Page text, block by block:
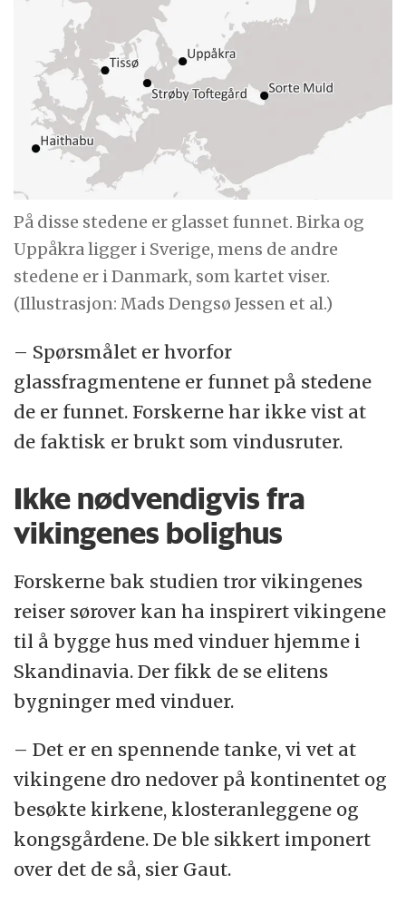
På disse stedene er glasset funnet. Birka og
Uppåkra ligger i Sverige, mens de andre
stedene er i Danmark, som kartet viser.
(Illustrasjon: Mads Dengsø Jessen et al.)
– Spørsmålet er hvorfor
glassfragmentene er funnet på stedene
de er funnet. Forskerne har ikke vist at
de faktisk er brukt som vindusruter.
Ikke nødvendigvis fra
vikingenes bolighus
Forskerne bak studien tror vikingenes
reiser sørover kan ha inspirert vikingene
til å bygge hus med vinduer hjemme i
Skandinavia. Der fikk de se elitens
bygninger med vinduer.
– Det er en spennende tanke, vi vet at
vikingene dro nedover på kontinentet og
besøkte kirkene, klosteranleggene og
kongsgårdene. De ble sikkert imponert
over det de så, sier Gaut.